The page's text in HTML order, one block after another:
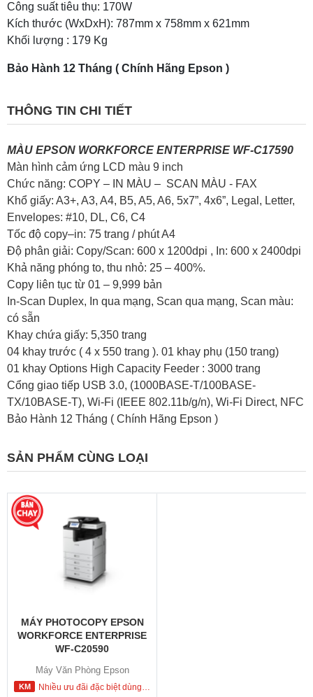
Công suất tiêu thụ: 170W
Kích thước (WxDxH): 787mm x 758mm x 621mm
Khối lượng : 179 Kg
Bảo Hành 12 Tháng ( Chính Hãng Epson )
THÔNG TIN CHI TIẾT
MÀU EPSON WORKFORCE ENTERPRISE WF-C17590
Màn hình cảm ứng LCD màu 9 inch
Chức năng: COPY – IN MÀU – SCAN MÀU - FAX
Khổ giấy: A3+, A3, A4, B5, A5, A6, 5x7”, 4x6”, Legal, Letter,
Envelopes: #10, DL, C6, C4
Tốc độ copy–in: 75 trang / phút A4
Độ phân giải: Copy/Scan: 600 x 1200dpi , In: 600 x 2400dpi
Khả năng phóng to, thu nhỏ: 25 – 400%.
Copy liên tục từ 01 – 9,999 bản
In-Scan Duplex, In qua mạng, Scan qua mạng, Scan màu:
có sẵn
Khay chứa giấy: 5,350 trang
04 khay trước ( 4 x 550 trang ). 01 khay phụ (150 trang)
01 khay Options High Capacity Feeder : 3000 trang
Cổng giao tiếp USB 3.0, (1000BASE-T/100BASE-
TX/10BASE-T), Wi-Fi (IEEE 802.11b/g/n), Wi-Fi Direct, NFC
Bảo Hành 12 Tháng ( Chính Hãng Epson )
SẢN PHẨM CÙNG LOẠI
MÁY PHOTOCOPY EPSON
WORKFORCE ENTERPRISE
WF-C20590
Máy Văn Phòng Epson
Nhiều ưu đãi đặc biệt dùng cho khách hàng đặt mua ngay trong hôm nay